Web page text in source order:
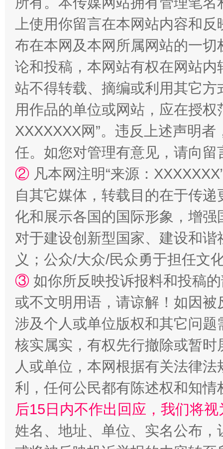
招工难、用工荒背后
网上购药对药下症？
今
上使用你留言在本网站内容和
布在本网及本网所属网站的一
论和投稿，本网站有权在网站
站不得转载、摘编或利用其它
用作品的单位或网站，应在授
XXXXXXX网”。违反上述声明
任。如您对管理有意见，请向
② 凡本网注明“来源：
自其它媒体，转载目的在于传
化和展示各国的国际形象，增
对于建设创新型国家、建设和
义；公众/大众/民众勇于担任文
③ 如你所反映投诉报料和投稿
或不文明用语，请谅解！如因
涉及个人或单位版权和其它问题
核实属实，有权先行撤除或暂
人或单位，本网根据有关法律
利，任何公民都有陈述权和知情
后15日内不作出回应，我们将
姓名、地址、单位、实名公布